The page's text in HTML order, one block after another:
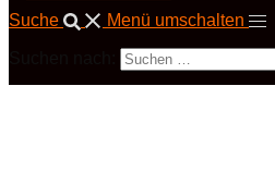
Suche Menü umschalten